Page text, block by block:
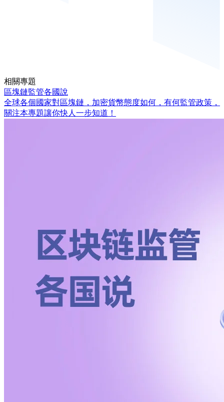
相關專題
區塊鏈監管各國說
全球各個國家對區塊鏈，加密貨幣態度如何，有何監管政策，
關注本專題讓你快人一步知道！